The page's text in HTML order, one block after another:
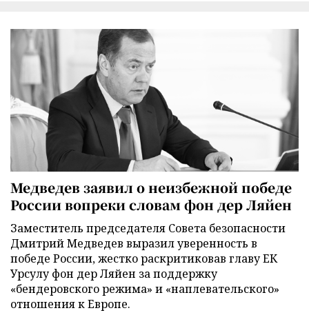
Медведев заявил о неизбежной победе
России вопреки словам фон дер Ляйен
Заместитель председателя Совета безопасности
Дмитрий Медведев выразил уверенность в
победе России, жестко раскритиковав главу ЕК
Урсулу фон дер Ляйен за поддержку
«бендеровского режима» и «наплевательского»
отношения к Европе.